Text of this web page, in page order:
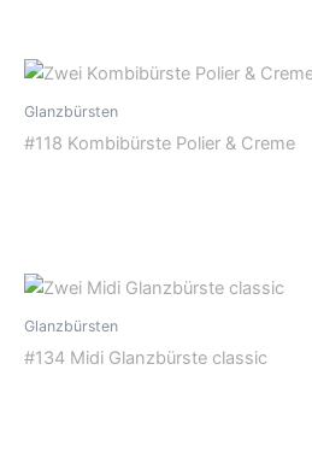
Glanzbürsten
#118 Kombibürste Polier & Creme
Glanzbürsten
#134 Midi Glanzbürste classic